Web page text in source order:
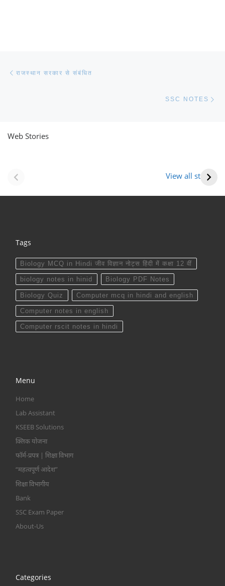
राजस्थान सरकार से संबंधित
SSC NOTES
Web Stories
View all stories
(राजस्थान) |
Districts
आभूषण (women’s
rajasthan)
Tags
Biology MCQ in Hindi जीव विज्ञान नोट्स हिंदी में कक्षा 12 वीं
biology notes in hinid Biology PDF Notes
Biology Quiz Computer mcq in hindi and english
Computer notes in english
Computer rscit notes in hindi
Menu
Home
Lab Assistant
KSEEB Solutions
क्लिक योजना
फॉर्म-प्रपत्र | शिक्षा विभाग
“महत्वपूर्ण आदेश”
शिक्षा विभागीय
Bank
SSC Exam Paper
About-Us
Categories